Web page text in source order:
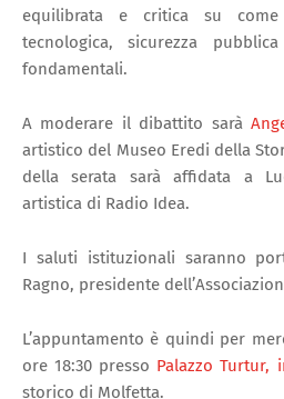
equilibrata e critica su come
tecnologica, sicurezza
fondamentali.
A moderare il dibattito sarà
artistico del Museo Eredi della
della serata sarà affidata a
artistica di Radio Idea.
I saluti istituzionali saranno
Ragno, presidente
L’appuntamento è quindi per
ore 18:30 presso Palazzo Turtur,
storico di Molfetta.